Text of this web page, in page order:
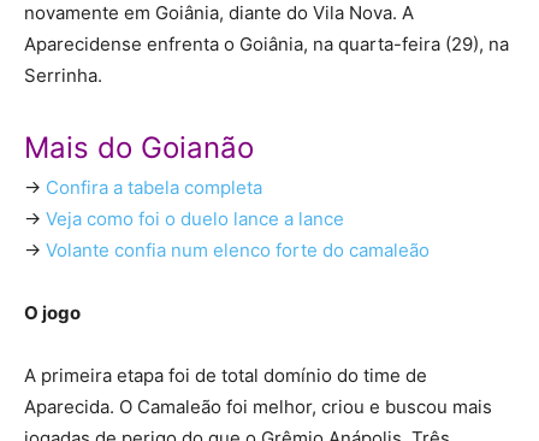
novamente em Goiânia, diante do Vila Nova. A
Aparecidense enfrenta o Goiânia, na quarta-feira (29), na
Serrinha.
Mais do Goianão
-> Confira a tabela completa
-> Veja como foi o duelo lance a lance
-> Volante confia num elenco forte do camaleão
O jogo
A primeira etapa foi de total domínio do time de
Aparecida. O Camaleão foi melhor, criou e buscou mais